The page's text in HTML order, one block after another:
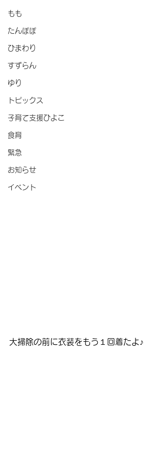
もも
たんぽぽ
ひまわり
すずらん
ゆり
トピックス
子育て支援ひよこ
食育
緊急
お知らせ
イベント
大掃除の前に衣装をもう１回着たよ♪